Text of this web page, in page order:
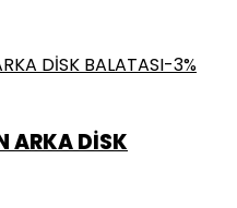
-3%
ARKA DİSK